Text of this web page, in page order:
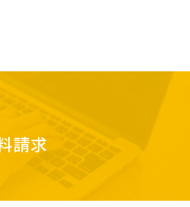
請求